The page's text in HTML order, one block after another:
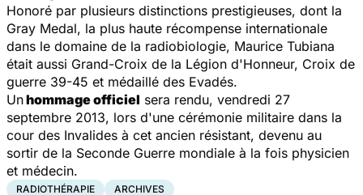
Honoré par plusieurs distinctions prestigieuses, dont la
Gray Medal, la plus haute récompense internationale
dans le domaine de la radiobiologie, Maurice Tubiana
était aussi Grand-Croix de la Légion d'Honneur, Croix de
guerre 39-45 et médaillé des Evadés.
Unhommage officiel sera rendu, vendredi 27
septembre 2013, lors d'une cérémonie militaire dans la
cour des Invalides à cet ancien résistant, devenu au
sortir de la Seconde Guerre mondiale à la fois physicien
et médecin.
RADIOTHÉRAPIE ARCHIVES